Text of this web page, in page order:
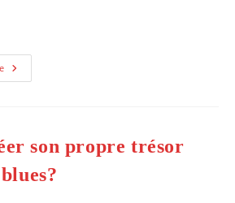
GAGNEZ
Au
La
INSOLITE!
son propre trésor